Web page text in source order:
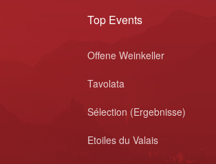
Top Events
Offene Weinkeller
Tavolata
Sélection (Ergebnisse)
Etoiles du Valais